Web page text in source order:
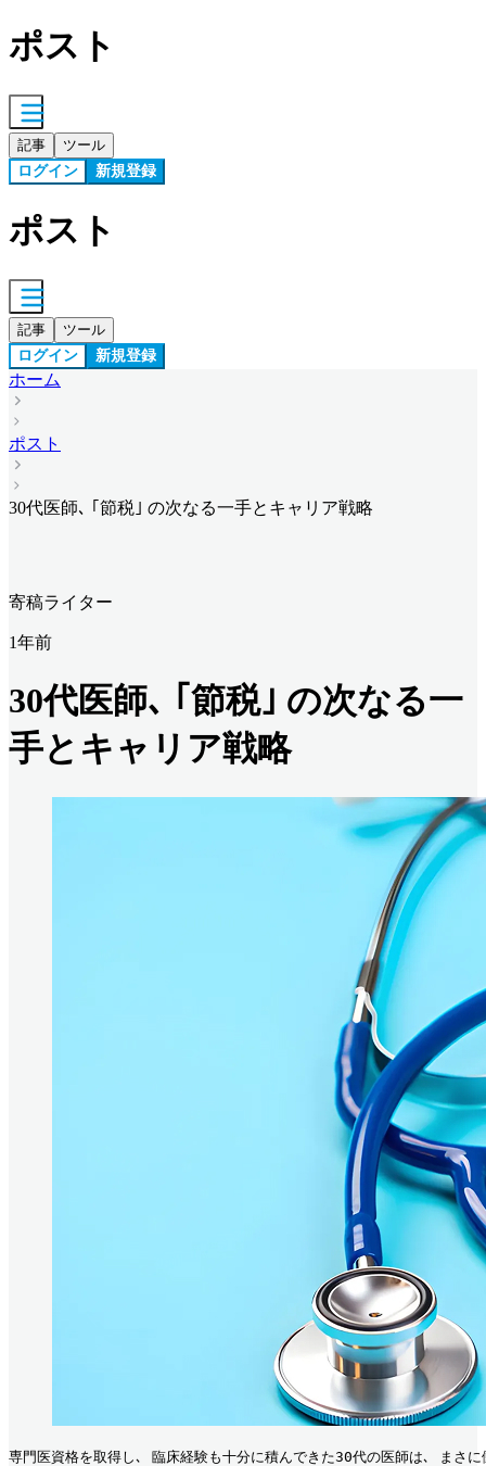
ポスト
記事 ツール
ログイン 新規登録
ポスト
記事 ツール
ログイン 新規登録
ホーム
ポスト
30代医師､ ｢節税｣ の次なる一手とキャリア戦略
寄稿ライター
1年前
30代医師､ ｢節税｣ の次なる一
手とキャリア戦略
専門医資格を取得し､ 臨床経験も十分に積んできた30代の医師は､ ま